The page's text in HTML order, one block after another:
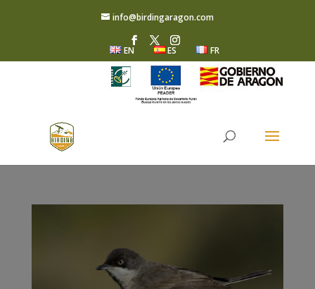
info@birdingaragon.com
EN ES FR